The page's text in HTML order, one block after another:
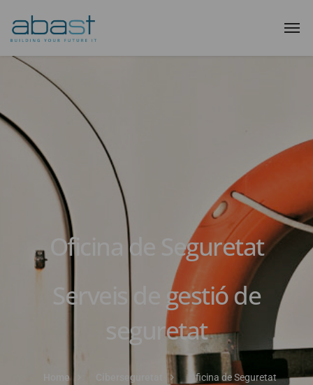
Oficina de Seguretat
Serveis de gestió de
seguretat
Home Ciberseguretat Oficina de Seguretat